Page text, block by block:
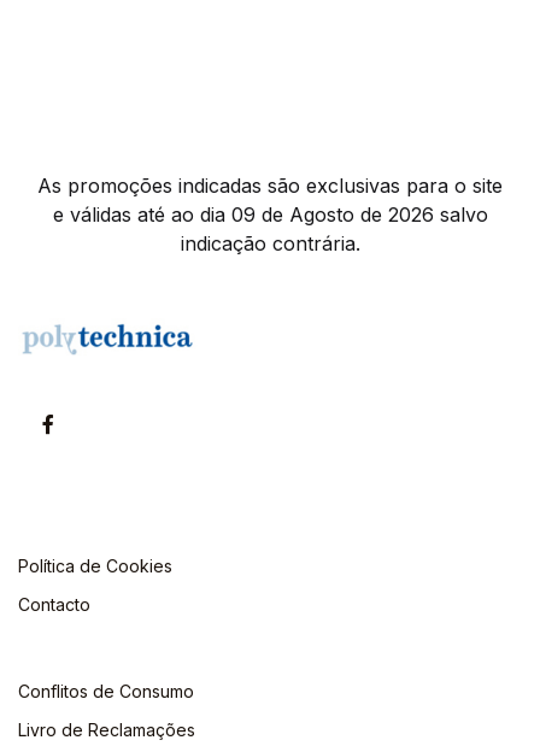
As promoções indicadas são exclusivas para o site
e válidas até ao dia 09 de Agosto de 2026 salvo
indicação contrária.
Política de Cookies
Contacto
Conflitos de Consumo
Livro de Reclamações